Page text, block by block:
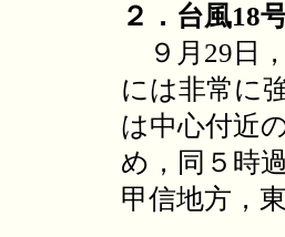
２．台風18
９月29日
には非常に
は中心付近
め，同５時
甲信地方，